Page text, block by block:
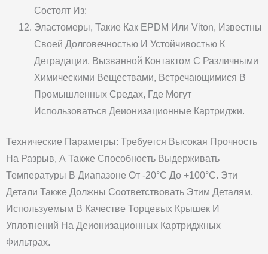
Состоят Из:
Эластомеры, Такие Как EPDM Или Viton, Известны
Своей Долговечностью И Устойчивостью К
Деградации, Вызванной Контактом С Различными
Химическими Веществами, Встречающимися В
Промышленных Средах, Где Могут
Использоваться Деионизационные Картриджи.
Технические Параметры: Требуется Высокая Прочность
На Разрыв, А Также Способность Выдерживать
Температуры В Диапазоне От -20°C До +100°C. Эти
Детали Также Должны Соответствовать Этим Деталям,
Используемым В Качестве Торцевых Крышек И
Уплотнений На Деионизационных Картриджных
Фильтрах.